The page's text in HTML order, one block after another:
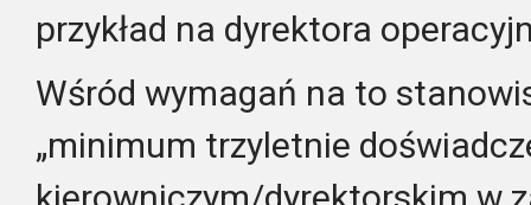
przykład na dyrektora
Wśród wymagań na to
„minimum trzyletnie